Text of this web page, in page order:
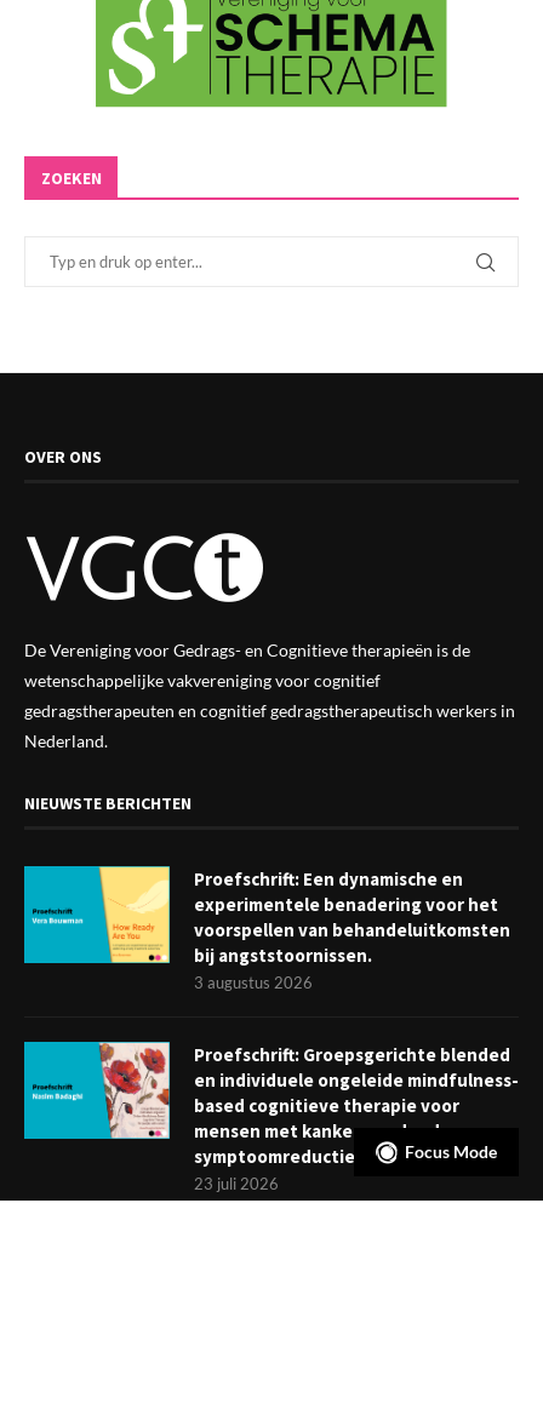
ZOEKEN
OVER ONS
De Vereniging voor Gedrags- en Cognitieve therapieën is de
wetenschappelijke vakverenigingvoor cognitief
gedragstherapeuten en cognitief gedragstherapeutisch werkers in
Nederland.
NIEUWSTE BERICHTEN
Proefschrift: Een dynamische en
experimentele benadering voor het
voorspellen van behandeluitkomsten
bij angststoornissen.
3 augustus 2026
Proefschrift: Groepsgerichte blended
en individuele ongeleide mindfulness-
based cognitieve therapie voor
mensen met kanker: verder dan
symptoomreductie
23 juli 2026
Focus Mode